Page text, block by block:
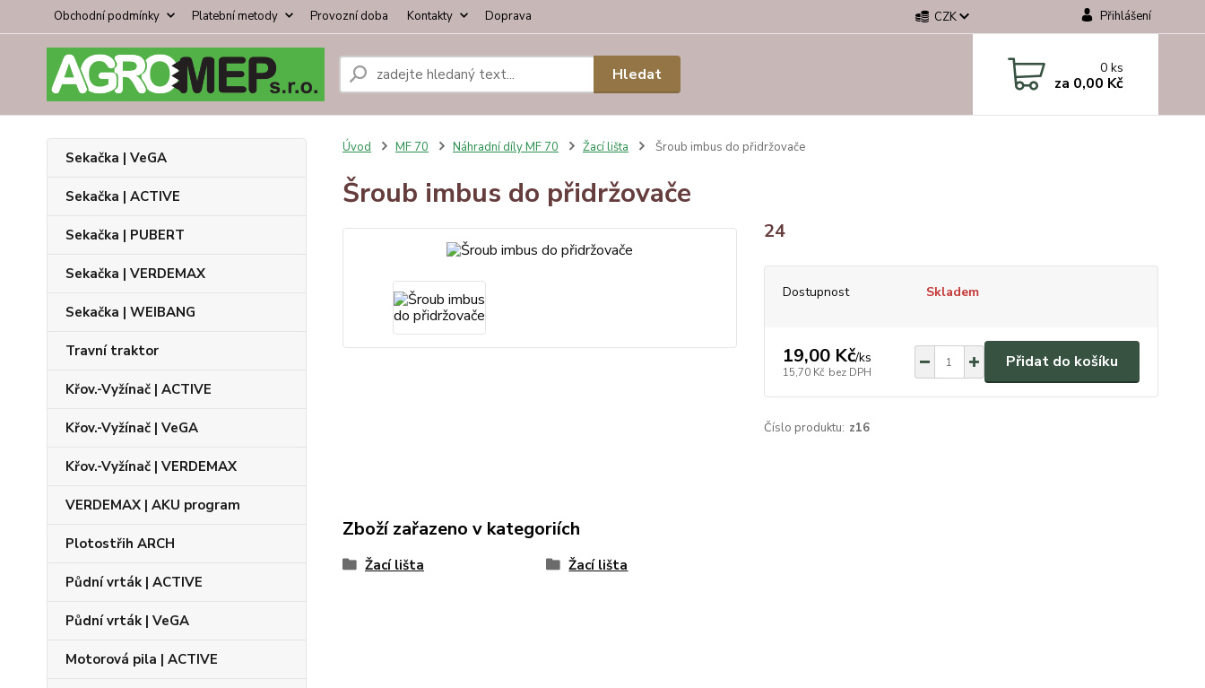
Obchodní podmínky Platební metody Provozní doba Kontakty Doprava CZK Přihlášení
Hledat 0ks
za 0,00 Kč
Sekačka | VeGA
Sekačka | ACTIVE
Sekačka | PUBERT
Sekačka | VERDEMAX
Sekačka | WEIBANG
Travní traktor
Křov.-Vyžínač | ACTIVE
Křov.-Vyžínač | VeGA
Křov.-Vyžínač | VERDEMAX
VERDEMAX | AKU program
Plotostřih ARCH
Půdní vrták | ACTIVE
Půdní vrták | VeGA
Motorová pila | ACTIVE
Úvod MF 70 Náhradní díly MF 70 Žací lišta Šroub imbus do přidržovače
Šroub imbus do přidržovače
24
Dostupnost Skladem
19,00 Kč/ks
15,70 Kč bez DPH
Přidat do košíku
Číslo produktu: z16
Zboží zařazeno v kategoriích
Žací lišta Žací lišta